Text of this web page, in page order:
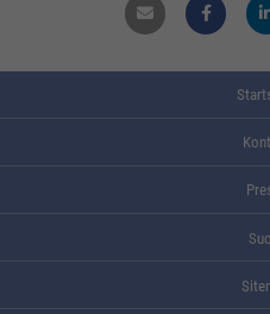
Mail